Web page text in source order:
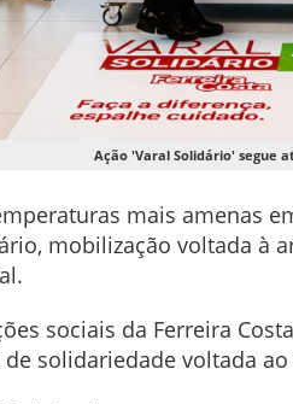
Ação 'Varal Solidário' segue
mais amenas
mobilização voltada à
sociais da Ferreira
solidariedade voltada